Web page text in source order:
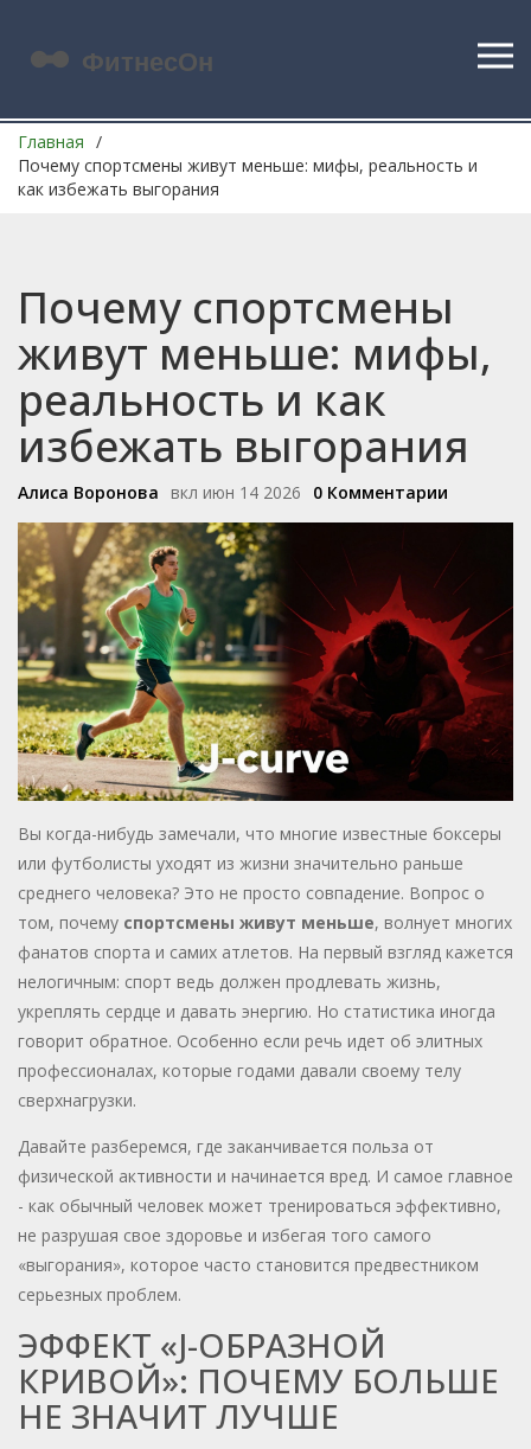
Главная
Почему спортсмены живут меньше: мифы, реальность и
как избежать выгорания
Почему спортсмены
живут меньше: мифы,
реальность и как
избежать выгорания
Алиса Воронова вкл июн 14 2026 0 Комментарии
Вы когда-нибудь замечали, что многие известные боксеры
или футболисты уходят из жизни значительно раньше
среднего человека? Это не просто совпадение. Вопрос о
том, почему спортсмены живут меньше, волнует многих
фанатов спорта и самих атлетов. На первый взгляд кажется
нелогичным: спорт ведь должен продлевать жизнь,
укреплять сердце и давать энергию. Но статистика иногда
говорит обратное. Особенно если речь идет об элитных
профессионалах, которые годами давали своему телу
сверхнагрузки.
Давайте разберемся, где заканчивается польза от
физической активности и начинается вред. И самое главное
- как обычный человек может тренироваться эффективно,
не разрушая свое здоровье и избегая того самого
«выгорания», которое часто становится предвестником
серьезных проблем.
ЭФФЕКТ «J-ОБРАЗНОЙ
КРИВОЙ»: ПОЧЕМУ БОЛЬШЕ
НЕ ЗНАЧИТ ЛУЧШЕ